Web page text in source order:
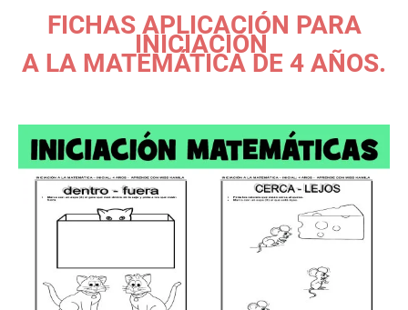
FICHAS APLICACIÓN PARA
INICIACIÓN
A LA MATEMÁTICA DE 4 AÑOS.